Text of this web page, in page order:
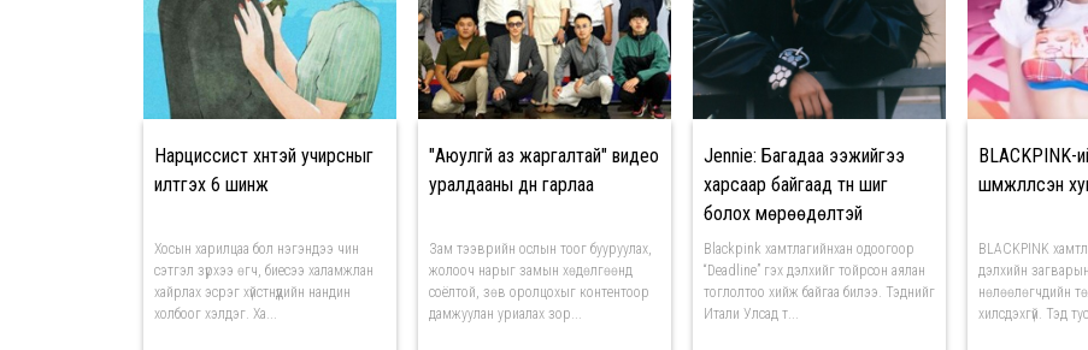
Нарциссист хүнтэй учирсныг
илтгэх 6 шинж
Хосын харилцаа бол нэгэндээ чин
сэтгэл зүрхээ өгч, биесээ халамжлан
хайрлах эсрэг хүйстнүүдийн нандин
холбоог хэлдэг. Ха...
"Аюулгүй аз жаргалтай" видео
уралдааны дүн гарлаа
Зам тээврийн ослын тоог бууруулах,
жолооч нарыг замын хөдөлгөөнд
соёлтой, зөв оролцохыг контентоор
дамжуулан уриалах зор...
Jennie: Багадаа ээжийгээ
харсаар байгаад түүн шиг
болох мөрөөдөлтэй
болчихсон
Blackpink хамтлагийнхан одоогоор
“Deadline” гэх дэлхийг тойрсон аялан
тоглолтоо хийж байгаа билээ. Тэднийг
Итали Улсад т...
BLACKPINK-
шүүмжлүүлсэн
BLACKPINK
дэлхийн
нөлөөлөгчдийн
хилсдэхгүй. Тэд